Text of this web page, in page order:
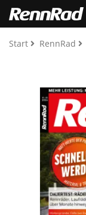
Start RennRad